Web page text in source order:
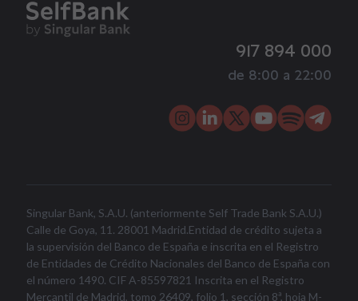
917 894 000
de 8:00 a 22:00
Singular Bank, S.A.U. (anteriormente Self Trade Bank S.A.U.)
Calle de Goya, 11. 28001 Madrid.Entidad de crédito sujeta a
la supervisión del Banco de España e inscrita en el Registro
de Entidades de Crédito Nacionales del Banco de España con
el número 1490. CIF A-85597821 Inscrita en el Registro
Mercantil de Madrid, tomo 26409, folio 1, sección 8ª, hoja M-